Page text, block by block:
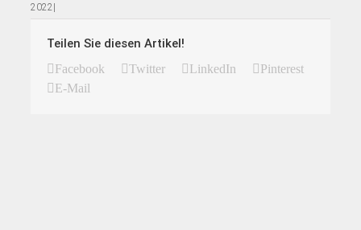
2022 |
Teilen Sie diesen Artikel!
Facebook Twitter LinkedIn
Pinterest
E-Mail